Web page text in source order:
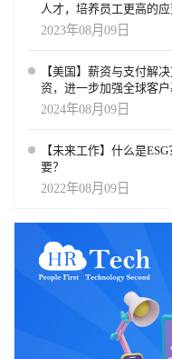
人才，培养员工更高的
2023年08月09日
【美国】薪资与支付解
资，进一步加强全球客户
2024年08月09日
【未来工作】什么是
要？
2022年08月09日